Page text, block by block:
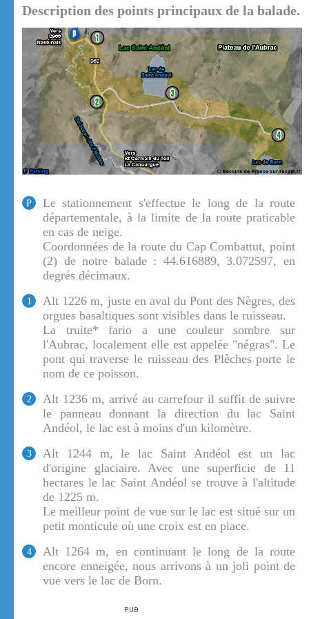
Description des points principaux de la balade.
P
Le stationnement s'effectue le long de la route
départementale, à la limite de la route praticable
en cas de neige.
Coordonnées de la route du Cap Combattut, point
(2) de notre balade : 44.616889, 3.072597, en
degrés décimaux.
1
Alt 1226 m, juste en aval du Pont des Nègres, des
orgues basaltiques sont visibles dans le ruisseau.
La truite* fario a une couleur sombre sur
l'Aubrac, localement elle est appelée "négras". Le
pont qui traverse le ruisseau des Plèches porte le
nom de ce poisson.
2
Alt 1236 m, arrivé au carrefour il suffit de suivre
le panneau donnant la direction du lac Saint
Andéol, le lac est à moins d'un kilomètre.
3
Alt 1244 m, le lac Saint Andéol est un lac
d'origine glaciaire. Avec une superficie de 11
hectares le lac Saint Andéol se trouve à l'altitude
de 1225 m.
Le meilleur point de vue sur le lac est situé sur un
petit monticule où une croix est en place.
4
Alt 1264 m, en continuant le long de la route
encore enneigée, nous arrivons à un joli point de
vue vers le lac de Born.